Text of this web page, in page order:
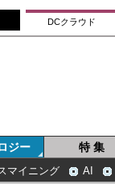
DCクラウド
ジー 特 集
マイニング AI